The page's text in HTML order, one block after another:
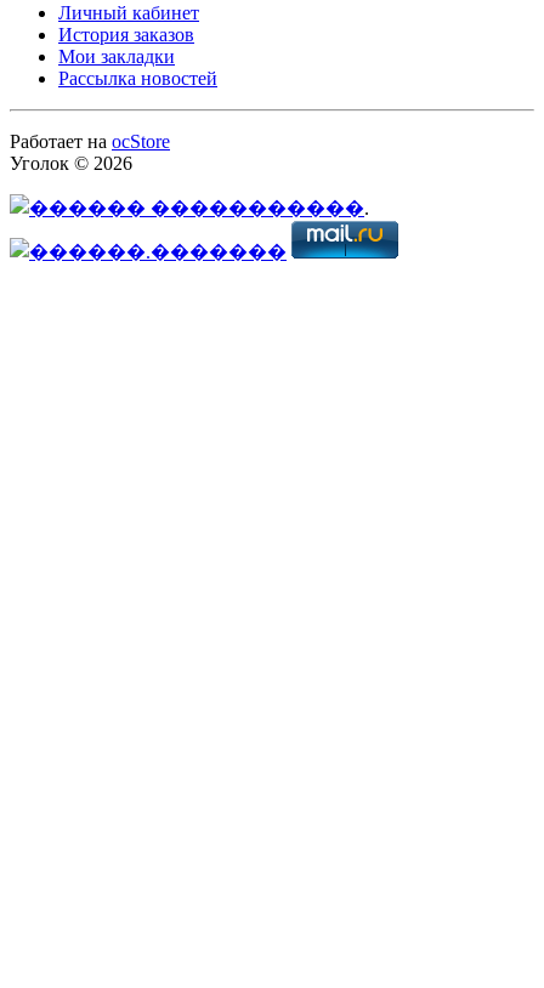
Личный кабинет
История заказов
Мои закладки
Рассылка новостей
Работает на ocStore
Уголок © 2026
.